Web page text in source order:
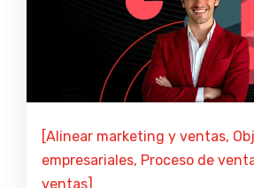
[Alinear marketing y ventas,
empresariales, Proceso de
ventas]